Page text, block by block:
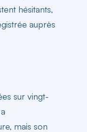
hésitants,
auprès
sur vingt-
mais son